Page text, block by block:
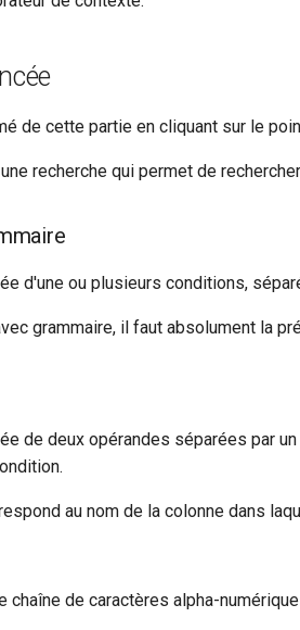
de cette partie en cliquant sur le
recherche qui permet de
d'une ou plusieurs conditions,
grammaire, il faut absolument la
de deux opérandes séparées par
au nom de la colonne dans
chaîne de caractères alpha-